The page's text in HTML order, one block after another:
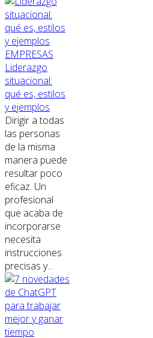
EMPRESAS
Liderazgo
situacional:
qué es, estilos
y ejemplos
Dirigir a todas
las personas
de la misma
manera puede
resultar poco
eficaz. Un
profesional
que acaba de
incorporarse
necesita
instrucciones
precisas y...